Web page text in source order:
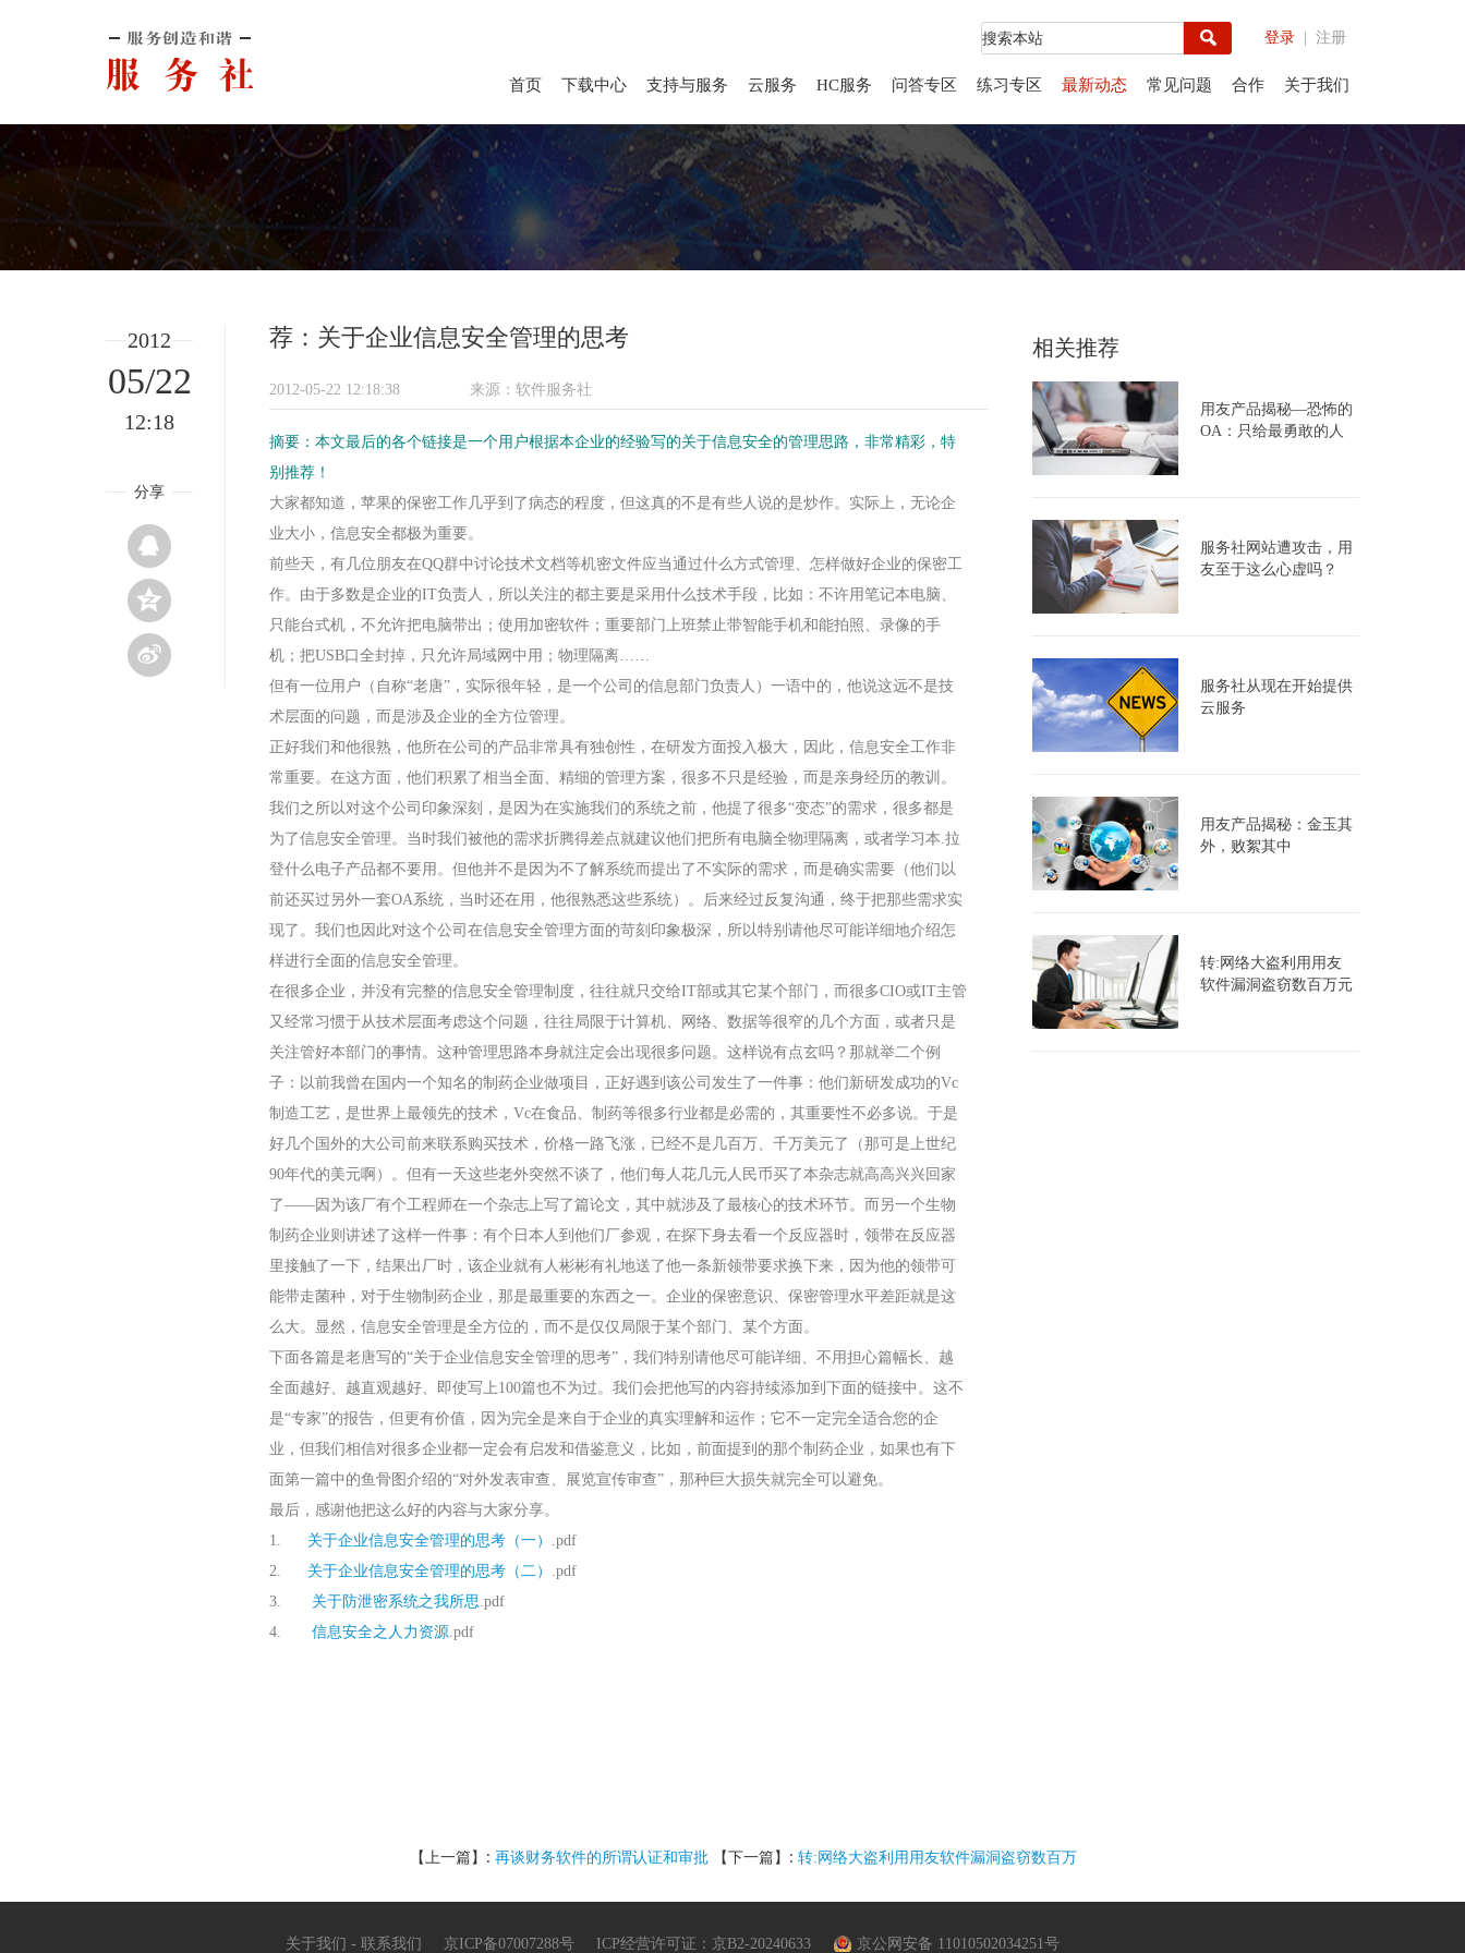
登录 | 注册
首页 下载中心 支持与服务 云服务 HC服务 问答专区 练习专区 最新动态 常见问题 合作 关于我们
2012
05/22
12:18
分享
荐：关于企业信息安全管理的思考
2012-05-22 12:18:38 来源：软件服务社
摘要：本文最后的各个链接是一个用户根据本企业的经验写的关于信息安全的管理思路，非常精彩，特
别推荐！
大家都知道，苹果的保密工作几乎到了病态的程度，但这真的不是有些人说的是炒作。实际上，无论企
业大小，信息安全都极为重要。
前些天，有几位朋友在QQ群中讨论技术文档等机密文件应当通过什么方式管理、怎样做好企业的保密工
作。由于多数是企业的IT负责人，所以关注的都主要是采用什么技术手段，比如：不许用笔记本电脑、
只能台式机，不允许把电脑带出；使用加密软件；重要部门上班禁止带智能手机和能拍照、录像的手
机；把USB口全封掉，只允许局域网中用；物理隔离……
但有一位用户（自称“老唐”，实际很年轻，是一个公司的信息部门负责人）一语中的，他说这远不是技
术层面的问题，而是涉及企业的全方位管理。
正好我们和他很熟，他所在公司的产品非常具有独创性，在研发方面投入极大，因此，信息安全工作非
常重要。在这方面，他们积累了相当全面、精细的管理方案，很多不只是经验，而是亲身经历的教训。
我们之所以对这个公司印象深刻，是因为在实施我们的系统之前，他提了很多“变态”的需求，很多都是
为了信息安全管理。当时我们被他的需求折腾得差点就建议他们把所有电脑全物理隔离，或者学习本.拉
登什么电子产品都不要用。但他并不是因为不了解系统而提出了不实际的需求，而是确实需要（他们以
前还买过另外一套OA系统，当时还在用，他很熟悉这些系统）。后来经过反复沟通，终于把那些需求实
现了。我们也因此对这个公司在信息安全管理方面的苛刻印象极深，所以特别请他尽可能详细地介绍怎
样进行全面的信息安全管理。
在很多企业，并没有完整的信息安全管理制度，往往就只交给IT部或其它某个部门，而很多CIO或IT主管
又经常习惯于从技术层面考虑这个问题，往往局限于计算机、网络、数据等很窄的几个方面，或者只是
关注管好本部门的事情。这种管理思路本身就注定会出现很多问题。这样说有点玄吗？那就举二个例
子：以前我曾在国内一个知名的制药企业做项目，正好遇到该公司发生了一件事：他们新研发成功的Vc
制造工艺，是世界上最领先的技术， Vc在食品、制药等很多行业都是必需的，其重要性不必多说。于是
好几个国外的大公司前来联系购买技术，价格一路飞涨，已经不是几百万、千万美元了（那可是上世纪
90年代的美元啊）。但有一天这些老外突然不谈了，他们每人花几元人民币买了本杂志就高高兴兴回家
了——因为该厂有个工程师在一个杂志上写了篇论文，其中就涉及了最核心的技术环节。而另一个生物
制药企业则讲述了这样一件事：有个日本人到他们厂参观，在探下身去看一个反应器时，领带在反应器
里接触了一下，结果出厂时，该企业就有人彬彬有礼地送了他一条新领带要求换下来，因为他的领带可
能带走菌种，对于生物制药企业，那是最重要的东西之一。企业的保密意识、保密管理水平差距就是这
么大。显然，信息安全管理是全方位的，而不是仅仅局限于某个部门、某个方面。
下面各篇是老唐写的“关于企业信息安全管理的思考”，我们特别请他尽可能详细、不用担心篇幅长、越
全面越好、越直观越好、即使写上100篇也不为过。我们会把他写的内容持续添加到下面的链接中。这不
是“专家”的报告，但更有价值，因为完全是来自于企业的真实理解和运作；它不一定完全适合您的企
业，但我们相信对很多企业都一定会有启发和借鉴意义，比如，前面提到的那个制药企业，如果也有下
面第一篇中的鱼骨图介绍的“对外发表审查、展览宣传审查”，那种巨大损失就完全可以避免。
最后，感谢他把这么好的内容与大家分享。
1.
关于企业信息安全管理的思考（一） .pdf
2.
关于企业信息安全管理的思考（二） .pdf
3. 关于防泄密系统之我所思.pdf
4. 信息安全之人力资源.pdf
相关推荐
用友产品揭秘—恐怖的
OA：只给最勇敢的人
服务社网站遭攻击，用
友至于这么心虚吗？
服务社从现在开始提供
云服务
用友产品揭秘：金玉其
外，败絮其中
转:网络大盗利用用友
软件漏洞盗窃数百万元
【上一篇】: 再谈财务软件的所谓认证和审批 【下一篇】: 转:网络大盗利用用友软件漏洞盗窃数百万
关于我们 - 联系我们 京ICP备07007288号 ICP经营许可证：京B2-20240633 京公网安备 11010502034251号